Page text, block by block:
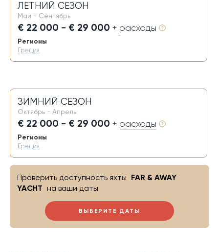
ЛЕТНИЙ СЕЗОН
Май - Сентябрь
€ 22 000 - € 29 000 + расходы
Регионы
Греция
ЗИМНИЙ СЕЗОН
Октябрь - Апрель
€ 22 000 - € 29 000 + расходы
Регионы
Греция
ВЫБЕРИТЕ ДАТЫ
Проверить доступность яхты FAR & AWAY
YACHT на ваши даты